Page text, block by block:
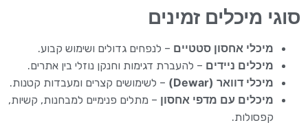
סוגי מיכלים זמינים
מיכלי אחסון סטטיים – לנפחים גדולים ושימוש קבוע.
מיכלים ניידים – להעברת דגימות וחנקן נוזלי בין אתרים.
מיכלי דוואר (Dewar) – לשימושים קצרים ומעבדות קטנות.
מיכלים עם מדפי אחסון – מתלים פנימיים למבחנות, קשיות,
קפסולות.